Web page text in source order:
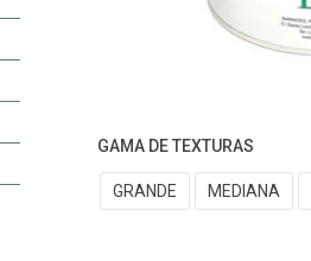
GAMA DE TEXTURAS
GRANDE MEDIANA